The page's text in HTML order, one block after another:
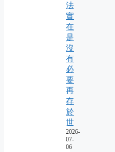
法
實
在
是
沒
有
必
要
再
存
於
世
2026-
07-
06